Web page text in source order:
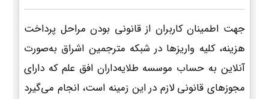
جهت اطمینان کاربران از قانونی بودن مراحل پرداخت
هزینه، کلیه واریزها در شبکه مترجمین اشراق به‌صورت
آنلاین به حساب موسسه طلایه‌داران افق علم که دارای
مجوزهای قانونی لازم در این زمینه است، انجام می‌گیرد